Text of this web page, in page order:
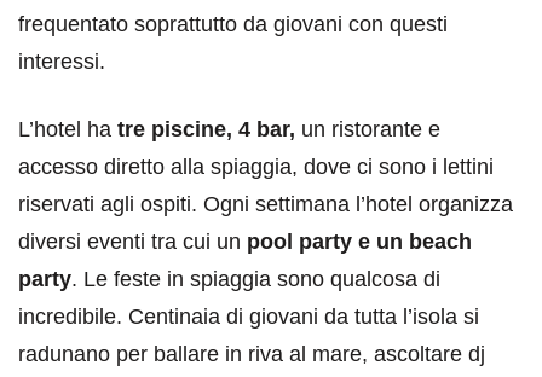
frequentato soprattutto da giovani con questi
interessi.
L’hotel ha tre piscine, 4 bar, un ristorante e
accesso diretto alla spiaggia, dove ci sono i lettini
riservati agli ospiti. Ogni settimana l’hotel organizza
diversi eventi tra cui un pool party e un beach
party. Le feste in spiaggia sono qualcosa di
incredibile. Centinaia di giovani da tutta l’isola si
radunano per ballare in riva al mare, ascoltare dj